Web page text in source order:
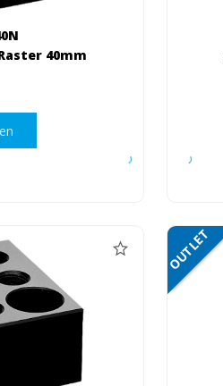
40mm
NETTO
OUTLET